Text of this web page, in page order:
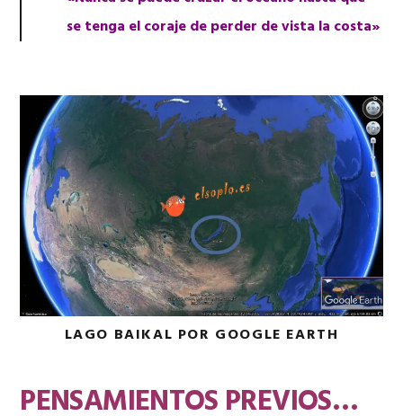
se tenga el coraje de perder de vista la costa»
LAGO BAIKAL POR GOOGLE EARTH
PENSAMIENTOS PREVIOS…